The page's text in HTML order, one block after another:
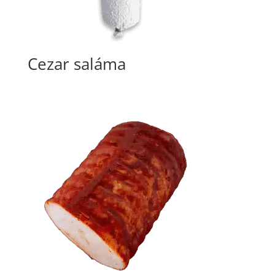
Cezar saláma